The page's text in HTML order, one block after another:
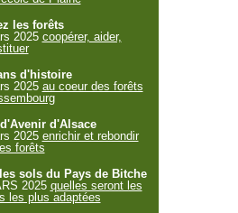
les forêts
2025 coopérer, aider,
d'histoire
2025 au coeur des forêts
d'Alsace
2025 enrichir et rebondir
forêts
sols du Pays de Bitche
2025 quelles seront les
les plus adaptées